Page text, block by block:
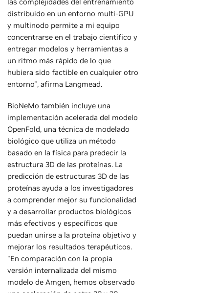
distribuido en un entorno multi-GPU
y multinodo permite a mi equipo
concentrarse en el trabajo científico y
entregar modelos y herramientas a
un ritmo más rápido de lo que
hubiera sido factible en cualquier otro
entorno", afirma Langmead.
BioNeMo también incluye una
implementación acelerada del modelo
OpenFold, una técnica de modelado
biológico que utiliza un método
basado en la física para predecir la
estructura 3D de las proteínas. La
predicción de estructuras 3D de las
proteínas ayuda a los investigadores
a comprender mejor su funcionalidad
y a desarrollar productos biológicos
más efectivos y específicos que
puedan unirse a la proteína objetivo y
mejorar los resultados terapéuticos.
"En comparación con la propia
versión internalizada del mismo
modelo de Amgen, hemos observado